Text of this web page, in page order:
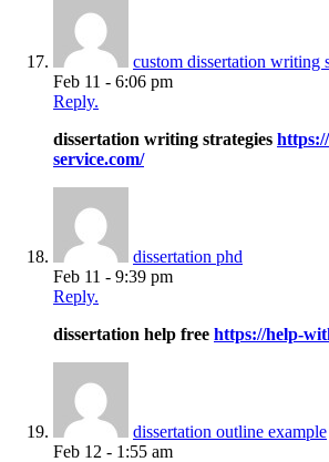
custom dissertation writing
Feb 11 - 6:06 pm
Reply.
dissertation writing strategies
service.com/
dissertation phd
Feb 11 - 9:39 pm
Reply.
dissertation help free https://help-
dissertation outline example
Feb 12 - 1:55 am